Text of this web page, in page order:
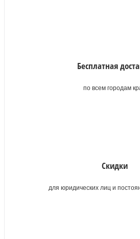
Бесплатная
по всем городам
Скидки
для юридических лиц и